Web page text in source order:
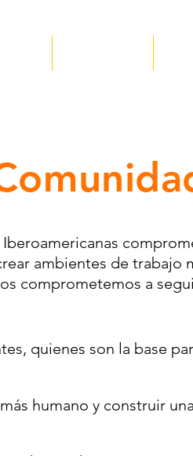
ambientes de trabajo
comprometemos a
quienes son la base
humano y construir